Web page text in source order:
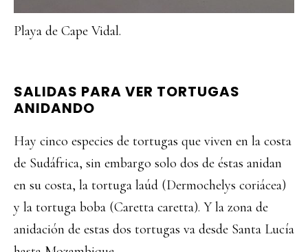
Playa de Cape Vidal.
SALIDAS PARA VER TORTUGAS
ANIDANDO
Hay cinco especies de tortugas que viven en la costa
de Sudáfrica, sin embargo solo dos de éstas anidan
en su costa, la tortuga laúd (Dermochelys coriácea)
y la tortuga boba (Caretta caretta). Y la zona de
anidación de estas dos tortugas va desde Santa Lucía